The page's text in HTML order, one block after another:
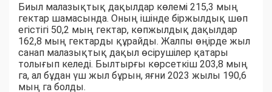
Биыл малазықтық дақылдар көлемі 215,3 мың
гектар шамасында. Оның ішінде біржылдық шөп
егістігі 50,2 мың гектар, көпжылдық дақылдар
162,8 мың гектарды құрайды. Жалпы өңірде жыл
санап малазықтық дақыл өсірушілер қатары
толығып келеді. Былтырғы көрсеткіш 203,8 мың
га, ал бұдан үш жыл бұрын, яғни 2023 жылы 190,6
мың га болды.